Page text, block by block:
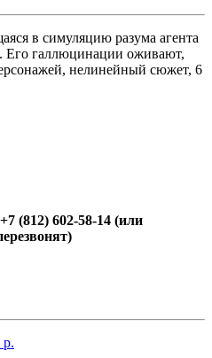
в симуляцию разума агента
Его галлюцинации оживают,
нелинейный сюжет, 6
(812) 602-58-14 (или
р.